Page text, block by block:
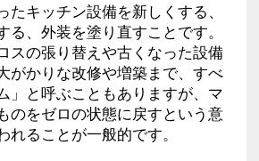
たキッチン設備を新しくする、
る、外装を塗り直すことです。
スの張り替えや古くなった設備
がかりな改修や増築まで、すべ
」と呼ぶこともありますが、マ
のをゼロの状態に戻すという意
れることが一般的です。